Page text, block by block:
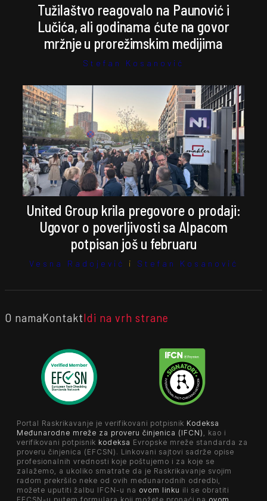
Tužilaštvo reagovalo na Paunović i
Lučića, ali godinama ćute na govor
mržnje u prorežimskim medijima
Stefan Kosanović
United Group krila pregovore o prodaji:
Ugovor o poverljivosti sa Alpacom
potpisan još u februaru
Vesna Radojević i Stefan Kosanović
O namaKontaktIdi na vrh strane
Portal Raskrikavanje je verifikovani potpisnik Kodeksa
Međunarodne mreže za proveru činjenica (IFCN)
, kao i
verifikovani potpisnik kodeksa Evropske mreže standarda za
proveru činjenica (EFCSN). Linkovani sajtovi sadrže opise
profesionalnih vrednosti koje poštujemo i za koje se
zalažemo, a ukoliko smatrate da je Raskrikavanje svojim
radom prekršilo neke od ovih međunarodnih odredbi,
možete uputiti žalbu IFCN-u na ovom linku ili se obratiti